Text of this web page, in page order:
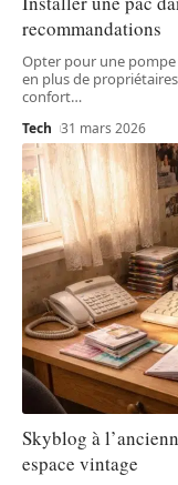
recommandations
Opter pour une pompe
en plus de
confort…
Tech 31 mars 2026
Skyblog à
espace vintage